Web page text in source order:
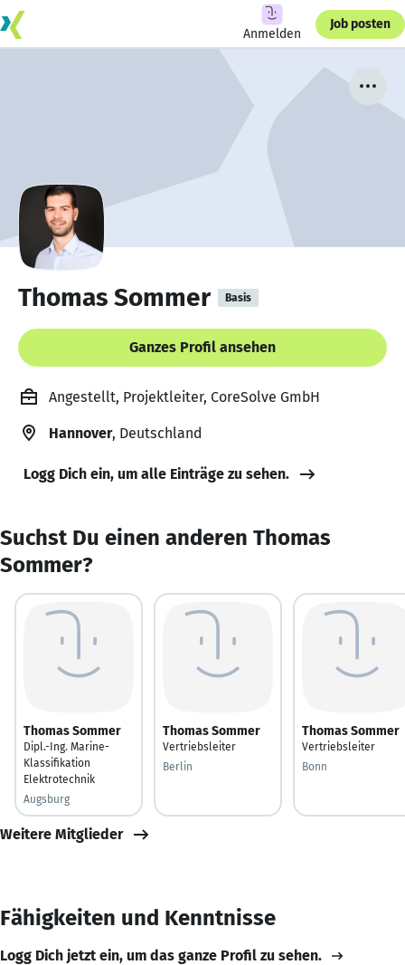
Anmelden
Job posten
Thomas Sommer Basis
Ganzes Profil ansehen
Angestellt, Projektleiter, CoreSolve GmbH
Hannover, Deutschland
Logg Dich ein, um alle Einträge zu sehen.
Suchst Du einen anderen Thomas
Sommer?
Thomas Sommer
Dipl.-Ing. Marine-
Klassifikation
Elektrotechnik
Augsburg
Thomas Sommer
Vertriebsleiter
Berlin
Thomas Sommer
Vertriebsleiter
Bonn
Weitere Mitglieder
Fähigkeiten und Kenntnisse
Logg Dich jetzt ein, um das ganze Profil zu sehen.